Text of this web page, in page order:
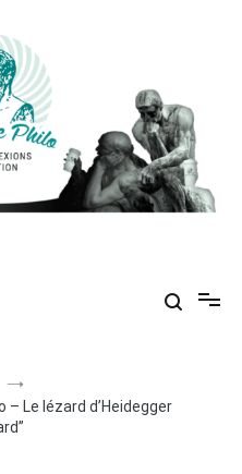
Le lézard d’Heidegger